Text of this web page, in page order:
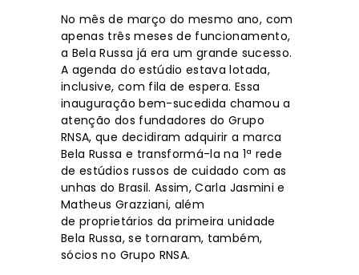
No mês de março do mesmo ano, com
apenas três meses de funcionamento,
a Bela Russa já era um grande sucesso.
A agenda do estúdio estava lotada,
inclusive, com fila de espera. Essa
inauguração bem-sucedida chamou a
atenção dos fundadores do Grupo
RNSA, que decidiram adquirir a marca
Bela Russa e transformá-la na 1ª rede
de estúdios russos de cuidado com as
unhas do Brasil. Assim, Carla Jasmini e
Matheus Grazziani, além
de proprietários da primeira unidade
Bela Russa, se tornaram, também,
sócios no Grupo RNSA.